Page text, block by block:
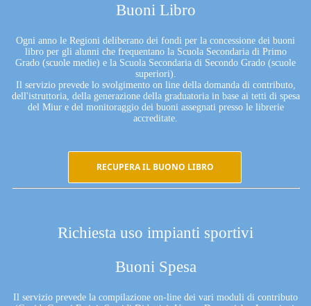
Buoni Libro
Ogni anno le Regioni deliberano dei fondi per la concessione dei buoni
libro per gli alunni che frequentano la Scuola Secondaria di Primo
Grado (scuole medie) e la Scuola Secondaria di Secondo Grado (scuole
superiori).
Il servizio prevede lo svolgimento on line della domanda di contributo,
dell'istruttoria, della generazione della graduatoria in base ai tetti di spesa
del Miur e del monitoraggio dei buoni assegnati presso le librerie
accreditate.
RECUPERA IL BUONO LIBRO
Richiesta uso impianti sportivi
Buoni Spesa
Il servizio prevede la compilazione on-line dei vari moduli di contributo